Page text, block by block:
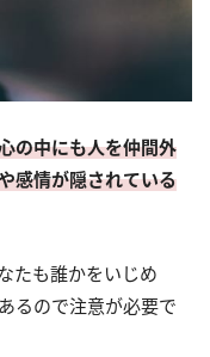
の中にも人を仲間外
感情が隠されている
たも誰かをいじめ
るので注意が必要で